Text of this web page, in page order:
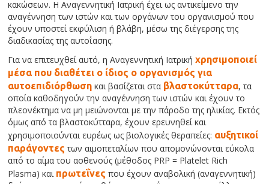
κακώσεων. Η Αναγεννητική Ιατρική έχει ως αντικείμενο την
αναγέννηση των ιστών και των οργάνων του οργανισμού που
έχουν υποστεί εκφύλιση ή βλάβη, μέσω της διέγερσης της
διαδικασίας της αυτοΐασης.
Για να επιτευχθεί αυτό, η Αναγεννητική Ιατρικήχρησιμοποιεί
μέσα που διαθέτει ο ίδιος ο οργανισμός για
αυτοεπιδιόρθωσηκαι βασίζεται στα βλαστοκύτταρα, τα
οποία καθοδηγούν την αναγέννηση των ιστών και έχουν το
πλεονέκτημα να μη μειώνονται με την πάροδο της ηλικίας. Εκτός
όμως από τα βλαστοκύτταρα, έχουν ερευνηθεί και
χρησιμοποιούνται ευρέως ως βιολογικές θεραπείες: αυξητικοί
παράγοντεςτων αιμοπεταλίων που απομονώνονται εύκολα
από το αίμα του ασθενούς (μέθοδος PRP = Platelet Rich
Plasma) και πρωτεΐνεςπου έχουν αναβολική (αναγεννητική)